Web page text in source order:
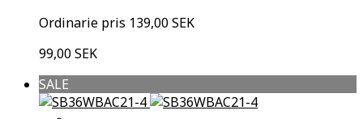
Ordinarie pris 139,00 SEK
99,00 SEK
SALE